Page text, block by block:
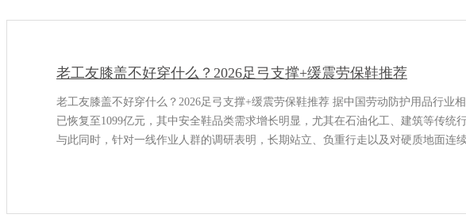
老工友膝盖不好穿什么？2026足弓支撑+缓震劳保鞋推荐
老工友膝盖不好穿什么？2026足弓支撑+缓震劳保鞋推荐 据中国劳动防护用品行业
已恢复至1099亿元，其中安全鞋品类需求增长明显，尤其在石油化工、建筑等传统
与此同时，针对一线作业人群的调研表明，长期站立、负重行走以及对硬质地面连